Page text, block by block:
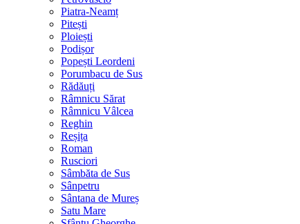
Piatra-Neamț
Pitești
Ploiești
Podișor
Popești Leordeni
Porumbacu de Sus
Rădăuți
Râmnicu Sărat
Râmnicu Vâlcea
Reghin
Reșița
Roman
Rusciori
Sâmbăta de Sus
Sânpetru
Sântana de Mureș
Satu Mare